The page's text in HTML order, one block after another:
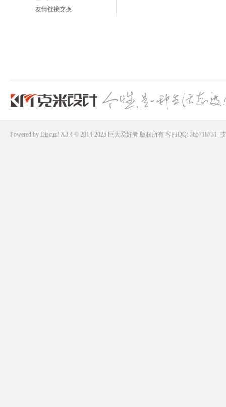
友情链接交换
Powered by Discuz! X3.4 © 2014-2025 巨大爱好者版权所有 客服QQ: 365718731